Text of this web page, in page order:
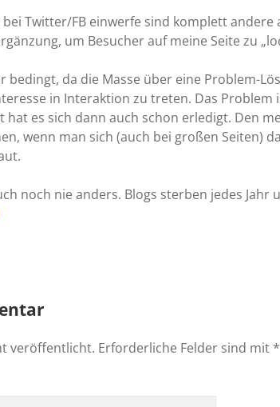
Twitter/FB einwerfe sind komplett andere
um Besucher auf meine Seite zu
da die Masse über eine Problem-
in Interaktion zu treten. Das Problem
es sich dann auch schon erledigt. Den
wenn man sich (auch bei großen Seiten)
noch nie anders. Blogs sterben jedes Jahr
veröffentlicht. Erforderliche Felder sind mit *